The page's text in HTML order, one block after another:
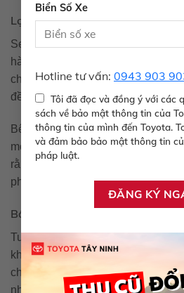
Biển Số Xe
Hotline tư vấn: 0943 903
Tôi đã đọc và đồng ý với các
sách về bảo mật thông tin của
thông tin của mình đến Toyota.
và đảm bảo bảo mật thông tin
pháp luật.
Lợi ích
Sequoia nổi bật với không gian
hàng và chở người tuyệt vời. Gia
chuyển trong những chuyến đi xa
đề không gian.
Bên cạnh đó, độ bền bỉ và độ tin
một yếu tố không thể bỏ qua.
rằng chiếc xe sẽ hoạt động tốt
phí bảo trì hợp lý.
Bất lợi
Tuy nhiên, kích thước lớn của
khăn trong việc lái xe tại những
chật chội. Bạn cũng nên cân nhắc
nhiên liệu, mặc dù đã được cải